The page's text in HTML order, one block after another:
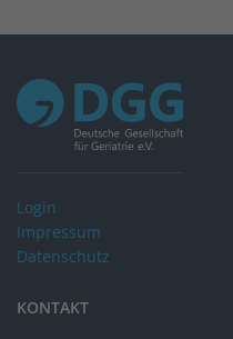
Login
Impressum
Datenschutz
KONTAKT